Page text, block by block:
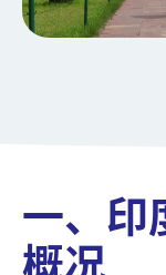
一、印
概况